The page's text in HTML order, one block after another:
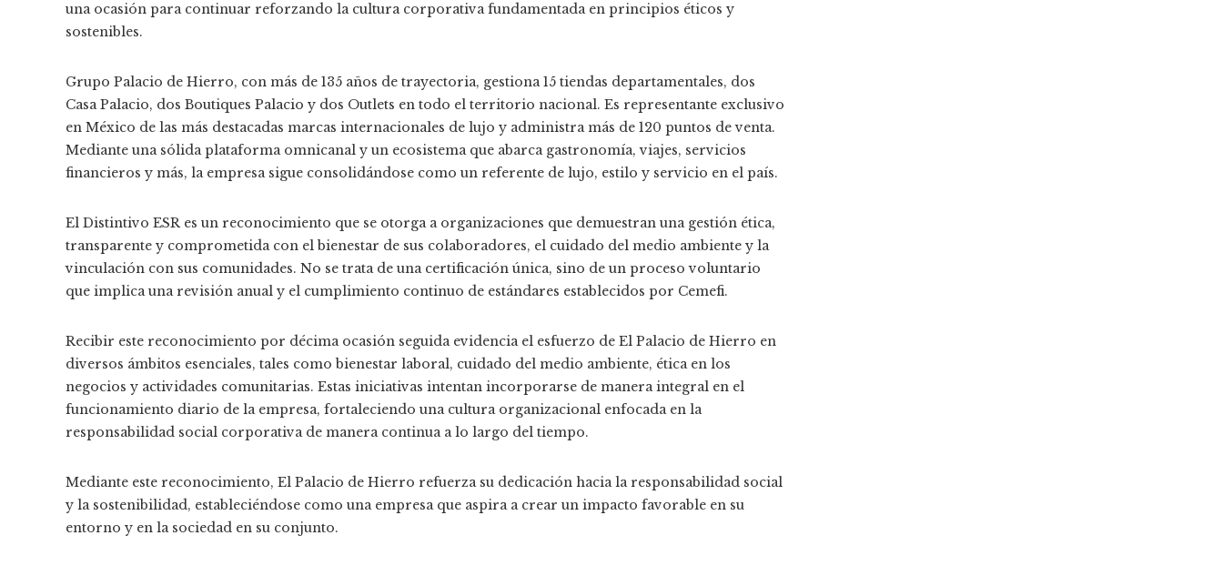
una ocasión para continuar reforzando la cultura corporativa fundamentada en principios éticos y
sostenibles.
Grupo Palacio de Hierro, con más de 135 años de trayectoria, gestiona 15 tiendas departamentales, dos
Casa Palacio, dos Boutiques Palacio y dos Outlets en todo el territorio nacional. Es representante exclusivo
en México de las más destacadas marcas internacionales de lujo y administra más de 120 puntos de venta.
Mediante una sólida plataforma omnicanal y un ecosistema que abarca gastronomía, viajes, servicios
financieros y más, la empresa sigue consolidándose como un referente de lujo, estilo y servicio en el país.
El Distintivo ESR es un reconocimiento que se otorga a organizaciones que demuestran una gestión ética,
transparente y comprometida con el bienestar de sus colaboradores, el cuidado del medio ambiente y la
vinculación con sus comunidades. No se trata de una certificación única, sino de un proceso voluntario
que implica una revisión anual y el cumplimiento continuo de estándares establecidos por Cemefi.
Recibir este reconocimiento por décima ocasión seguida evidencia el esfuerzo de El Palacio de Hierro en
diversos ámbitos esenciales, tales como bienestar laboral, cuidado del medio ambiente, ética en los
negocios y actividades comunitarias. Estas iniciativas intentan incorporarse de manera integral en el
funcionamiento diario de la empresa, fortaleciendo una cultura organizacional enfocada en la
responsabilidad social corporativa de manera continua a lo largo del tiempo.
Mediante este reconocimiento, El Palacio de Hierro refuerza su dedicación hacia la responsabilidad social
y la sostenibilidad, estableciéndose como una empresa que aspira a crear un impacto favorable en su
entorno y en la sociedad en su conjunto.